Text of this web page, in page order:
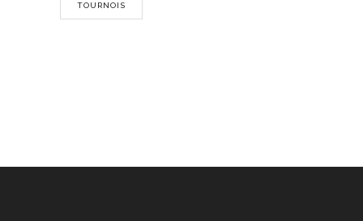
TOURNOIS